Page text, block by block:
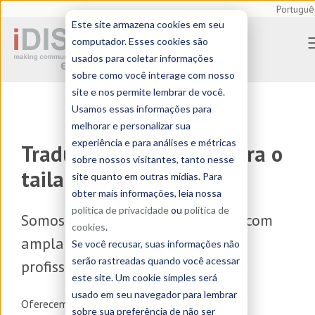
Este site armazena cookies em seu
computador. Esses cookies são
usados para coletar informações
sobre como você interage com nosso
site e nos permite lembrar de você.
Usamos essas informações para
melhorar e personalizar sua
experiência e para análises e métricas
sobre nossos visitantes, tanto nesse
site quanto em outras mídias. Para
obter mais informações, leia nossa
política de privacidadeou política de
cookies.
Se você recusar, suas informações não
serão rastreadas quando você acessar
este site. Um cookie simples será
usado em seu navegador para lembrar
sobre sua preferência de não ser
Tradução profissional para o
tailandês
Somos umaagência de tradução
com
ampla experiência em tradução
profissional de e para o tailandês
Oferecemos serviços de
tradução, localização e